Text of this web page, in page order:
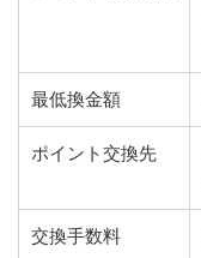
最低換金額
ポイント交換先
交換手数料